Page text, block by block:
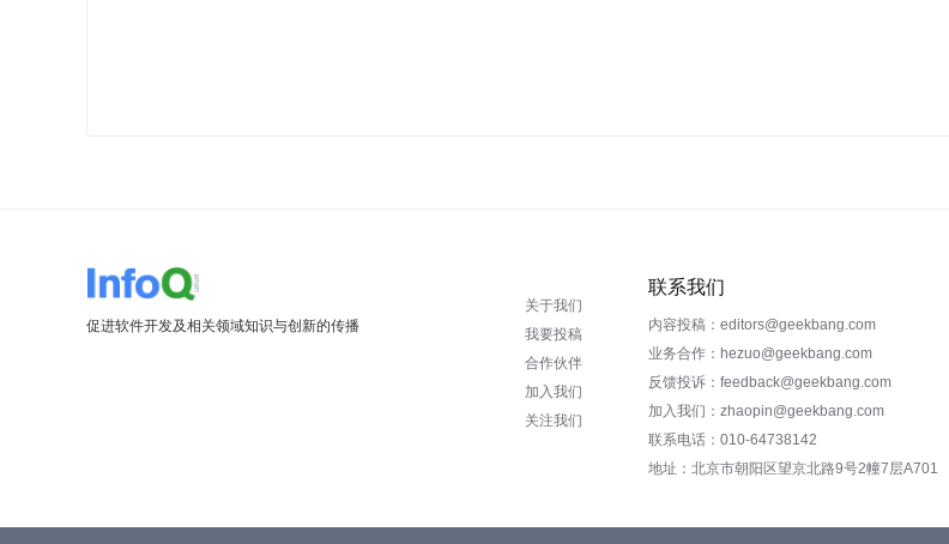
促进软件开发及相关领域知识与创新的传播
关于我们
我要投稿
合作伙伴
加入我们
关注我们
联系我们
内容投稿：editors@geekbang.com
业务合作：hezuo@geekbang.com
反馈投诉：feedback@geekbang.com
加入我们：zhaopin@geekbang.com
联系电话：010-64738142
地址：北京市朝阳区望京北路9号2幢7层A701